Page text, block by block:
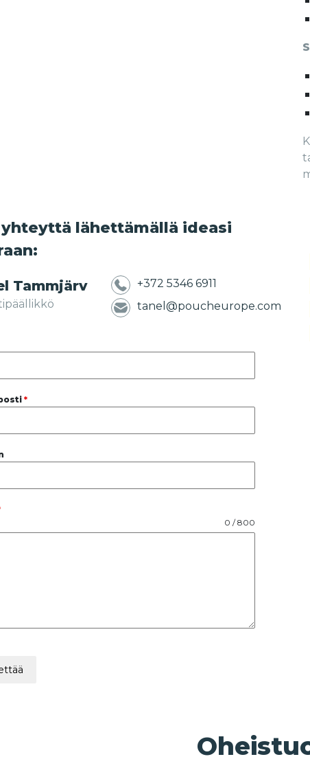
yhteyttä lähettämällä ideasi
Tammjärv
+372 5346 6911
tanel@poucheurope.com
*
0 / 800